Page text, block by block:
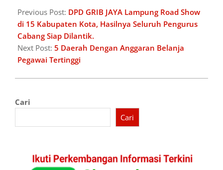
09-
27
Previous Post: DPD GRIB JAYA Lampung Road Show
di 15 Kabupaten Kota, Hasilnya Seluruh Pengurus
Cabang Siap Dilantik.
Next Post: 5 Daerah Dengan Anggaran Belanja
Pegawai Tertinggi
Cari
Cari